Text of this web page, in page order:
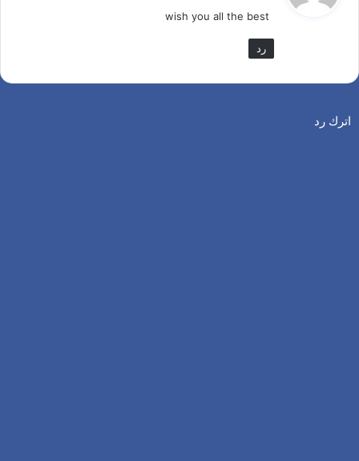
ل
wish you all the best
رد
اترك رد